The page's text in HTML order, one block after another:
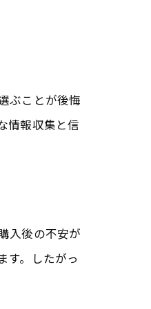
ぶことが後悔
情報収集と信
入後の不安が
す。したがっ